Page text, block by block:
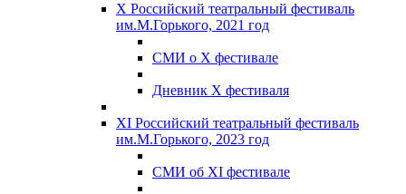
X Российский театральный фестиваль
им.М.Горького, 2021 год
СМИ о X фестивале
Дневник X фестиваля
XI Российский театральный фестиваль
им.М.Горького, 2023 год
СМИ об XI фестивале